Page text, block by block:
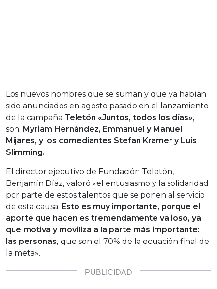
Los nuevos nombres que se suman y que ya habían
sido anunciados en agosto pasado en el lanzamiento
de la campaña Teletón «Juntos, todos los días»,
son: Myriam Hernández, Emmanuel y Manuel
Mijares, y los comediantes Stefan Kramer y Luis
Slimming.
El director ejecutivo de Fundación Teletón,
Benjamín Díaz, valoró «el entusiasmo y la solidaridad
por parte de estos talentos que se ponen al servicio
de esta causa. Esto es muy importante, porque el
aporte que hacen es tremendamente valioso, ya
que motiva y moviliza a la parte más importante:
las personas, que son el 70% de la ecuación final de
la meta».